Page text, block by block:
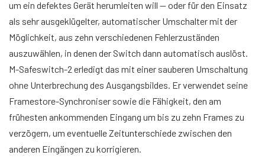
um ein defektes Gerät herumleiten will — oder für den Einsatz
als sehr ausgeklügelter, automatischer Umschalter mit der
Möglichkeit, aus zehn verschiedenen Fehlerzuständen
auszuwählen, in denen der Switch dann automatisch auslöst.
M-Safeswitch-2 erledigt das mit einer sauberen Umschaltung
ohne Unterbrechung des Ausgangsbildes. Er verwendet seine
Framestore-Synchroniser sowie die Fähigkeit, den am
frühesten ankommenden Eingang um bis zu zehn Frames zu
verzögern, um eventuelle Zeitunterschiede zwischen den
anderen Eingängen zu korrigieren.